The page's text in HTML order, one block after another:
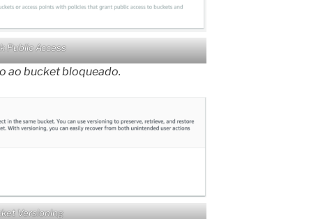
Public Access
ao bucket bloqueado.
Versioning